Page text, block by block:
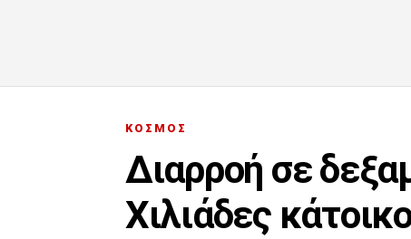
ΚΟΣΜΟΣ
Διαρροή σε
Χιλιάδες